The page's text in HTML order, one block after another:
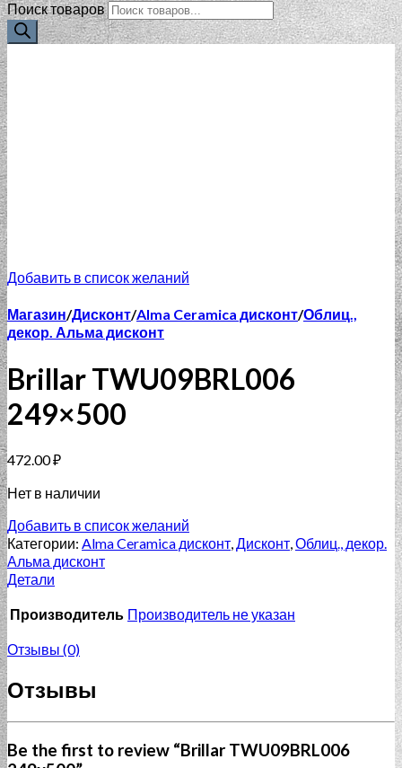
Поиск товаров
Добавить в список желаний
Магазин/Дисконт/Alma Ceramica дисконт/Облиц.,
декор. Альма дисконт
Brillar TWU09BRL006
249×500
472.00₽
Нет в наличии
Добавить в список желаний
Категории: Alma Ceramica дисконт,Дисконт,Облиц., декор.
Альма дисконт
Детали
Производитель Производитель не указан
Отзывы (0)
Отзывы
Be the first to review “Brillar TWU09BRL006